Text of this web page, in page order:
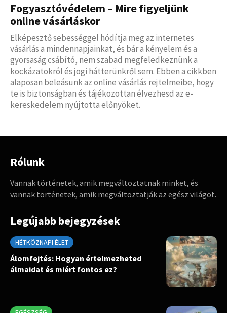
Fogyasztóvédelem – Mire figyeljünk
online vásárláskor
Elképesztő sebességgel hódítja meg az internetes
vásárlás a mindennapjainkat, és bár a kényelem és a
gyorsaság csábító, nem szabad megfeledkeznünk a
kockázatokról és jogi hátterünkről sem. Ebben a cikkben
alaposan beleásunk az online vásárlás rejtelmeibe, hogy
te is biztonságban és tájékozottan élvezhesd az e-
kereskedelem nyújtotta előnyöket.
Rólunk
Vannak történetek, amik megváltoztatnak minket, és
vannak történetek, amik megváltoztatják az egész világot.
Legújabb bejegyzések
HÉTKÖZNAPI ÉLET
Álomfejtés: Hogyan értelmezheted
álmaidat és miért fontos ez?